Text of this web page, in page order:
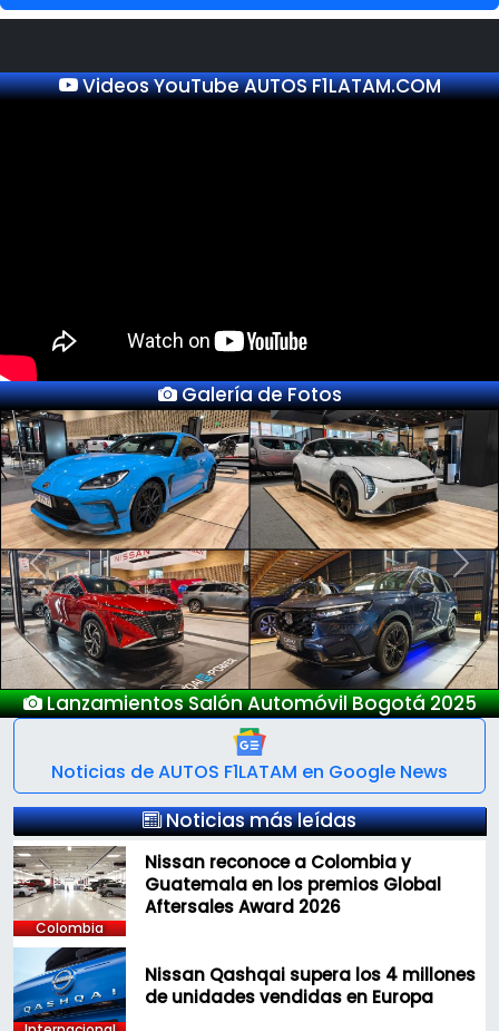
Videos YouTube AUTOS F1LATAM.COM
Galería de Fotos
Salón Automóvil Bogotá 2025
Previous Next
Noticias de AUTOS F1LATAM en Google News
Noticias más leídas
Colombia
Nissan reconoce a Colombia y
Guatemala en los premios Global
Aftersales Award 2026
Nissan Qashqai supera los 4 millones
de unidades vendidas en Europa